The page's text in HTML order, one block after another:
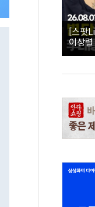
[스팟
이상
직접